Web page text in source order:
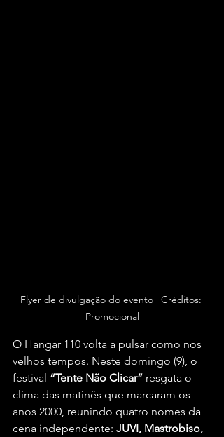
Flyer de divulgação do evento | Créditos:
Promocional
O Hangar 110 volta a pulsar como nos
velhos tempos. Neste domingo (9), o
festival “Tente Não Clicar” resgata o
clima das matinês que marcaram os
anos 2000, reunindo quatro nomes da
cena independente: JUVI, Mastrobiso,